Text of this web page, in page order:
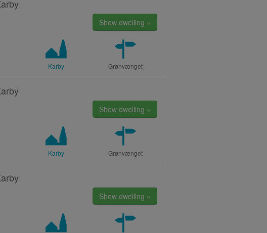
Show dwelling »
Karby Grønvænget
Show dwelling »
Karby Grønvænget
Show dwelling »